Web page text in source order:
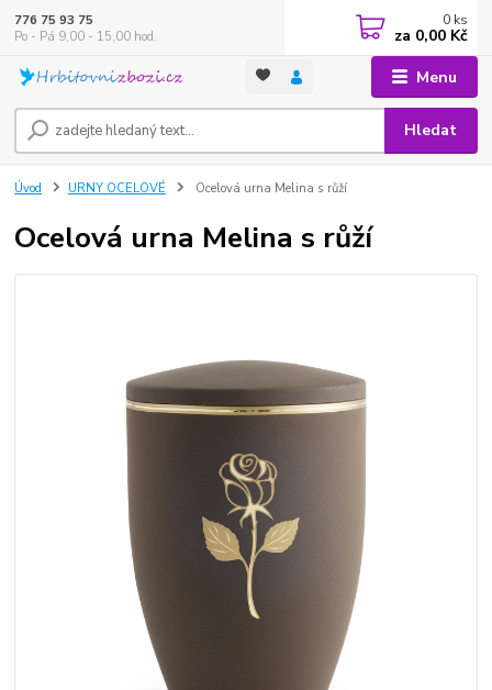
Menu
Hledat
776 75 93 75
Po - Pá 9,00 - 15,00 hod.
0 ks
za 0,00 Kč
Úvod URNY OCELOVÉ Ocelová urna Melina s růží
Ocelová urna Melina s růží